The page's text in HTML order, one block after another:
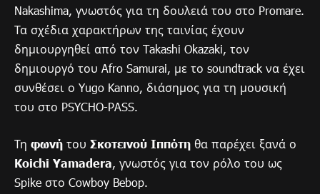
Nakashima, γνωστός για τη δουλειά του στο Promare.
Τα σχέδια χαρακτήρων της ταινίας έχουν
δημιουργηθεί από τον Takashi Okazaki, τον
δημιουργό του Afro Samurai, με το soundtrack να έχει
συνθέσει ο Yugo Kanno, διάσημος για τη μουσική
του στο PSYCHO-PASS.
Τη φωνή του Σκοτεινού Ιππότη θα παρέχει ξανά ο
Koichi Yamadera, γνωστός για τον ρόλο του ως
Spike στο Cowboy Bebop.